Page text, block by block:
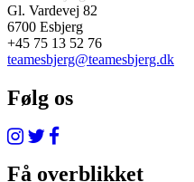
Gl. Vardevej 82
6700 Esbjerg
+45 75 13 52 76
teamesbjerg@teamesbjerg.dk
Følg os
Få overblikket